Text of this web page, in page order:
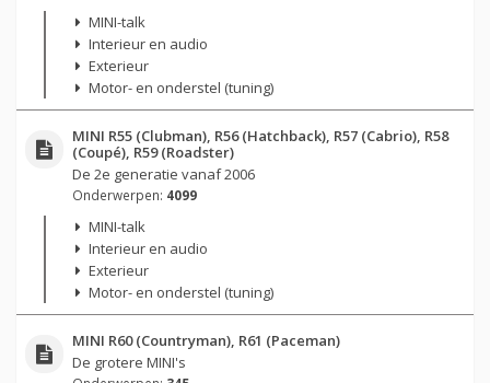
MINI-talk
Interieur en audio
Exterieur
Motor- en onderstel (tuning)
MINI R55 (Clubman), R56 (Hatchback), R57 (Cabrio), R58
(Coupé), R59 (Roadster)
De 2e generatie vanaf 2006
Onderwerpen: 4099
MINI-talk
Interieur en audio
Exterieur
Motor- en onderstel (tuning)
MINI R60 (Countryman), R61 (Paceman)
De grotere MINI's